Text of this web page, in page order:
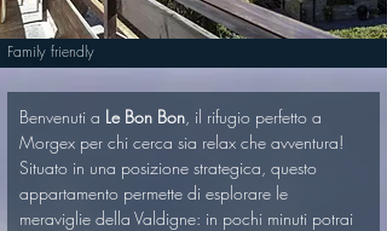
Family friendly
Benvenuti a Le Bon Bon, il rifugio perfetto a
Morgex per chi cerca sia relax che avventura!
Situato in una posizione strategica, questo
appartamento permette di esplorare le
meraviglie della Valdigne: in pochi minuti potrai